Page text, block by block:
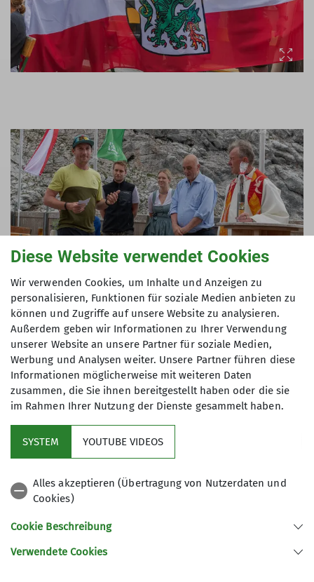
Diese Website verwendet Cookies
Wir verwenden Cookies, um Inhalte und Anzeigen zu
personalisieren, Funktionen für soziale Medien anbieten zu
können und Zugriffe auf unsere Website zu analysieren.
Außerdem geben wir Informationen zu Ihrer Verwendung
unserer Website an unsere Partner für soziale Medien,
Werbung und Analysen weiter. Unsere Partner führen diese
Informationen möglicherweise mit weiteren Daten
zusammen, die Sie ihnen bereitgestellt haben oder die sie
im Rahmen Ihrer Nutzung der Dienste gesammelt haben.
SYSTEM YOUTUBE VIDEOS
Alles akzeptieren (Übertragung von Nutzerdaten und
Cookies)
Cookie Beschreibung
Verwendete Cookies